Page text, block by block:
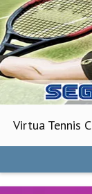
Virtua Tennis